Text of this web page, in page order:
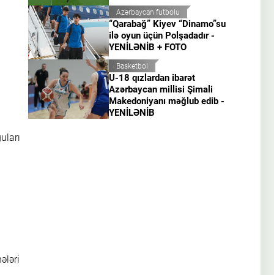
Azərbaycan futbolu
“Qarabağ” Kiyev “Dinamo”su
ilə oyun üçün Polşadadır -
YENİLƏNİB + FOTO
Basketbol
U-18 qızlardan ibarət
Azərbaycan millisi Şimali
Makedoniyanı məğlub edib -
YENİLƏNİB